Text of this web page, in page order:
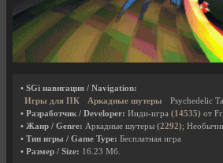
• SGi навигация / Navigation:
Игры для ПК
Аркадные шутеры
Psychedelic
• Разработчик / Developer: Инди-игра (14535) от
• Жанр / Genre: Аркадные шутеры (2292);
• Тип игры / Game Type: Бесплатная игра
• Размер / Size: 16.23 Мб.